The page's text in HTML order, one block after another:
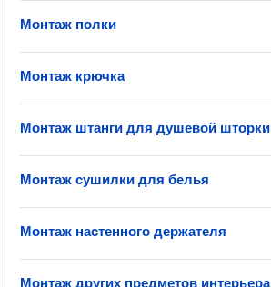
Монтаж полки
Монтаж крючка
Монтаж штанги для душевой шторки
Монтаж сушилки для белья
Монтаж настенного держателя
Монтаж других предметов интерьера